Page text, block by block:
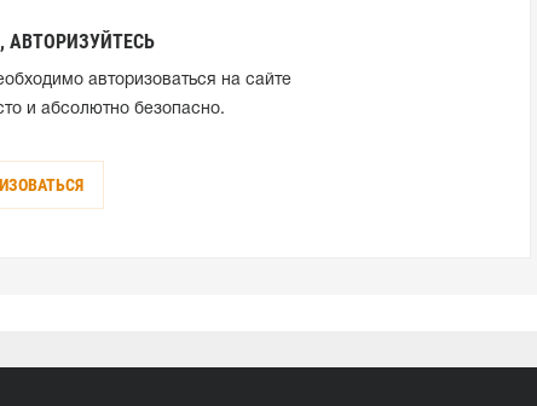
авторизоваться на сайте
и абсолютно безопасно.